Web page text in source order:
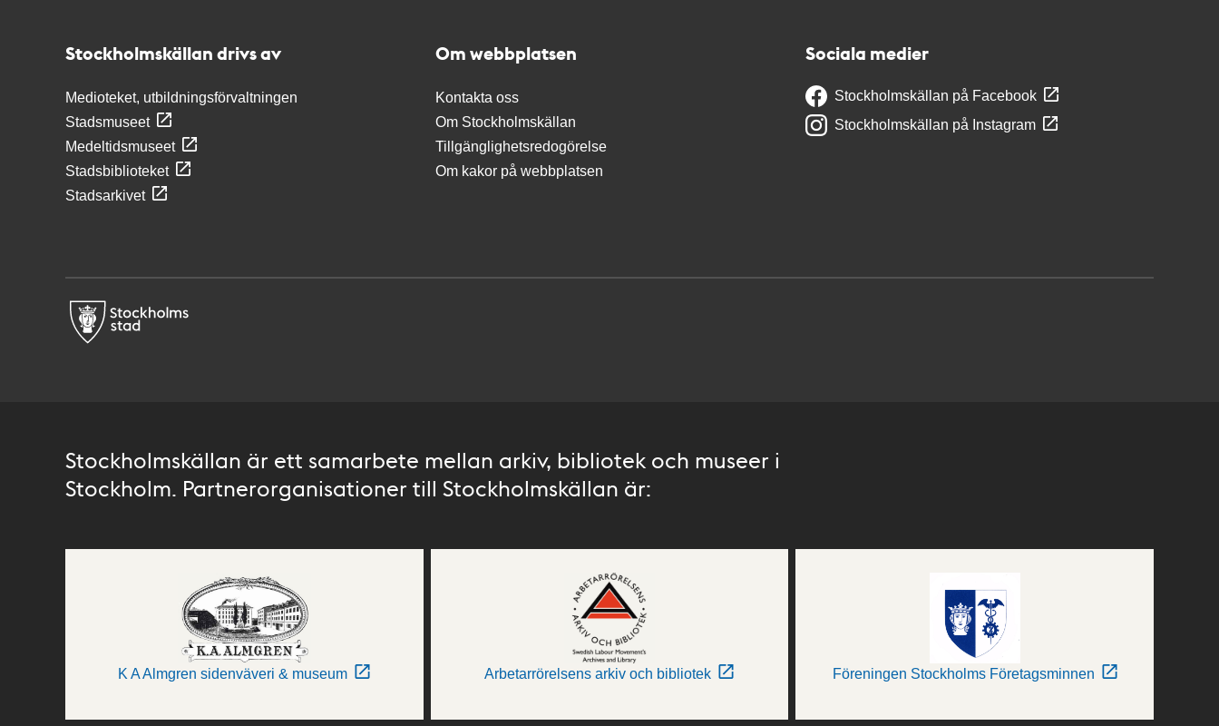
Stockholmskällan drivs av
Medioteket, utbildningsförvaltningen
Stadsmuseet
Medeltidsmuseet
Stadsbiblioteket
Stadsarkivet
Om webbplatsen
Kontakta oss
Om Stockholmskällan
Tillgänglighetsredogörelse
Om kakor på webbplatsen
Sociala medier
Stockholmskällan på Facebook
Stockholmskällan på Instagram
Stockholmskällan är ett samarbete mellan arkiv, bibliotek och museer i
Stockholm. Partnerorganisationer till Stockholmskällan är:
K A Almgren sidenväveri & museum Arbetarrörelsens arkiv och bibliotek Föreningen Stockholms Företagsminnen